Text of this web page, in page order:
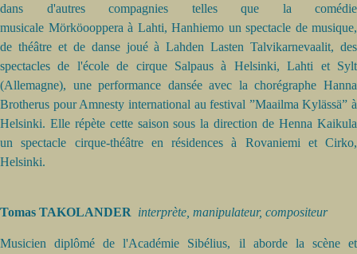
dans d'autres compagnies telles que la comédie
musicale Mörköooppera à Lahti, Hanhiemo un spectacle de musique,
de théâtre et de danse joué à Lahden Lasten Talvikarnevaalit, des
spectacles de l'école de cirque Salpaus à Helsinki, Lahti et Sylt
(Allemagne), une performance dansée avec la chorégraphe Hanna
Brotherus pour Amnesty international au festival ”Maailma Kylässä” à
Helsinki. Elle répète cette saison sous la direction de Henna Kaikula
un spectacle cirque-théâtre en résidences à Rovaniemi et Cirko,
Helsinki.
Tomas TAKOLANDER interprète, manipulateur, compositeur
Musicien diplômé de l'Académie Sibélius, il aborde la scène et